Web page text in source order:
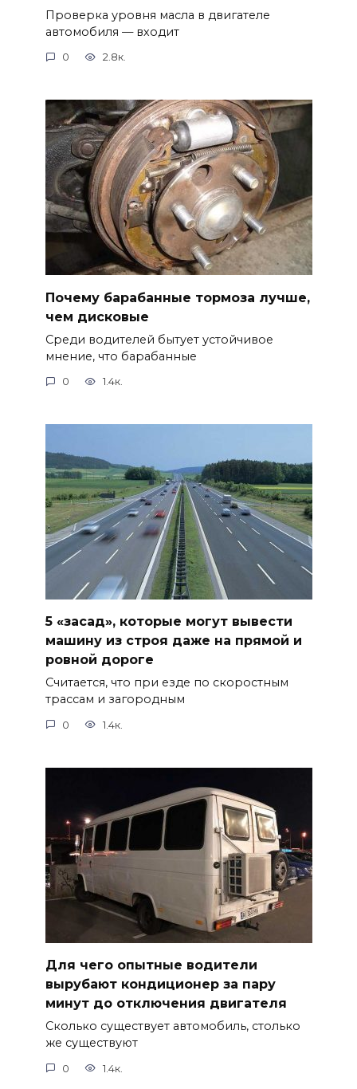
Проверка уровня масла в двигателе
автомобиля — входит
0 2.8к.
Почему барабанные тормоза лучше,
чем дисковые
Среди водителей бытует устойчивое
мнение, что барабанные
0 1.4к.
5 «засад», которые могут вывести
машину из строя даже на прямой и
ровной дороге
Считается, что при езде по скоростным
трассам и загородным
0 1.4к.
Для чего опытные водители
вырубают кондиционер за пару
минут до отключения двигателя
Сколько существует автомобиль, столько
же существуют
0 1.4к.